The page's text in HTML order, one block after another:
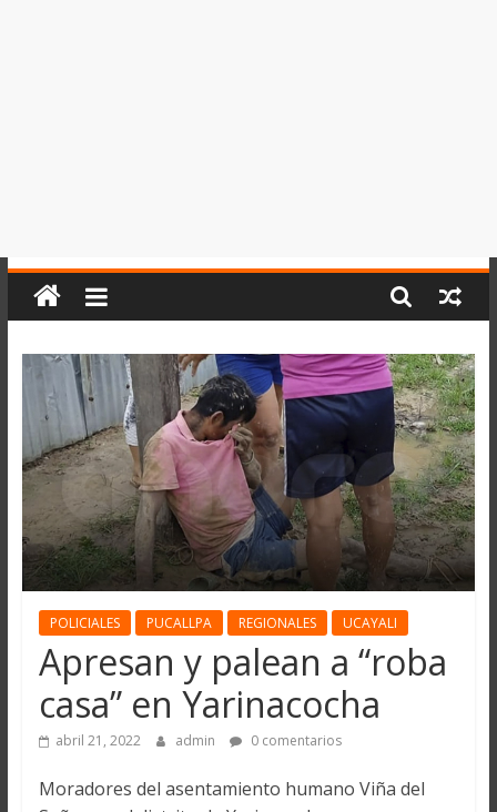
POLICIALES PUCALLPA REGIONALES UCAYALI
Apresan y palean a “roba
casa” en Yarinacocha
abril 21, 2022 admin 0 comentarios
Moradores del asentamiento humano Viña del